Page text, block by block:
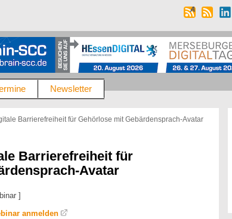
Newsletter
Barrierefreiheit für Gehörlose mit Gebärdensprach-Avatar
Barrierefreiheit für
Avatar
]
anmelden